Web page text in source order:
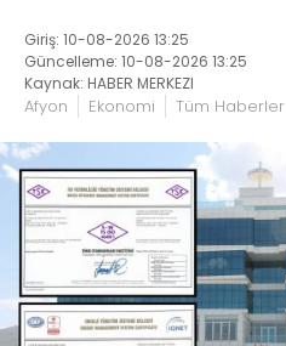
Giriş: 10-08-2026 13:25
Güncelleme: 10-08-2026 13:25
Kaynak: HABER MERKEZI
Afyon Ekonomi Tüm Haberler